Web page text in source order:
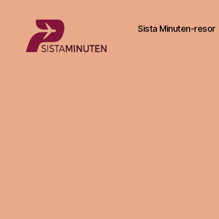
Sista Minuten-resor